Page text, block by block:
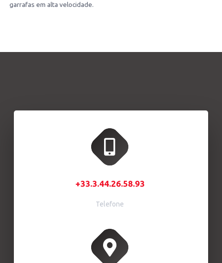
garrafas em alta velocidade.
+33.3.44.26.58.93
Telefone